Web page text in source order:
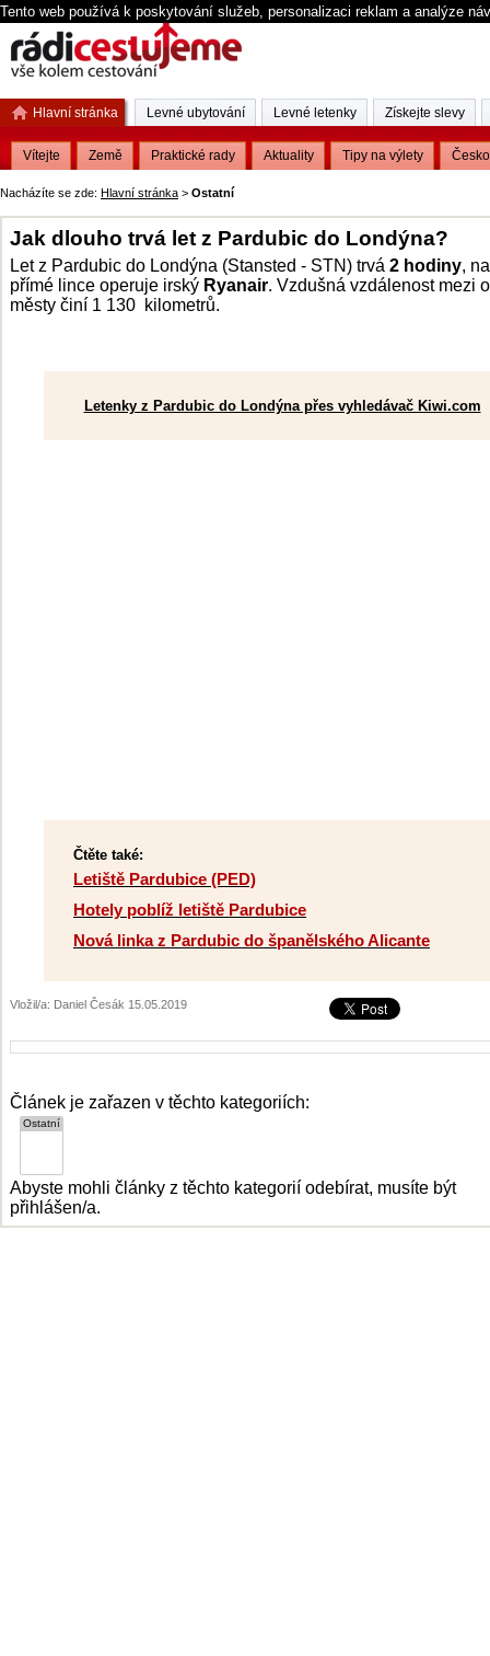
Tento web používá k poskytování služeb, personalizaci reklam a analýze
Nacházíte se zde: Hlavní stránka > Ostatní
Jak dlouho trvá let z Pardubic do Londýna?
Let z Pardubic do Londýna (Stansted - STN) trvá 2 hodiny,
přímé lince operuje irský Ryanair. Vzdušná vzdálenost mezi
městy činí 1 130 kilometrů.
Letenky z Pardubic do Londýna přes vyhledávač Kiwi.com
Čtěte také:
Letiště Pardubice (PED)
Hotely poblíž letiště Pardubice
Nová linka z Pardubic do španělského Alicante
Vložil/a: Daniel Česák 15.05.2019
Článek je zařazen v těchto kategoriích:
Abyste mohli články z těchto kategorií odebírat, musíte být
přihlášen/a.
Hlavní stránka
Vítejte Země Praktické rady Aktuality Tipy na výlety Česko
Levné ubytování Levné letenky Získejte slevy